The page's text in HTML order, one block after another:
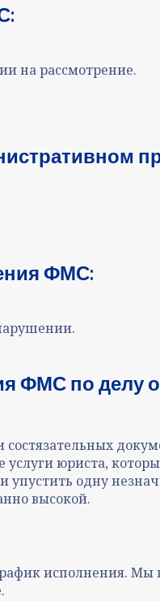
:
на рассмотрение.
ФМС:
ФМС по делу
юриста,
одну
высокой.
исполнения. Мы